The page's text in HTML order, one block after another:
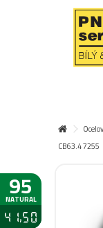
95
NATURAL
41,50
CB63.4 7255